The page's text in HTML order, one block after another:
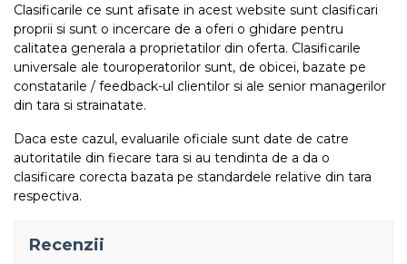
Clasificarile ce sunt afisate in acest website sunt clasificari
proprii si sunt o incercare de a oferi o ghidare pentru
calitatea generala a proprietatilor din oferta. Clasificarile
universale ale touroperatorilor sunt, de obicei, bazate pe
constatarile / feedback-ul clientilor si ale senior managerilor
din tara si strainatate.
Daca este cazul, evaluarile oficiale sunt date de catre
autoritatile din fiecare tara si au tendinta de a da o
clasificare corecta bazata pe standardele relative din tara
respectiva.
Recenzii